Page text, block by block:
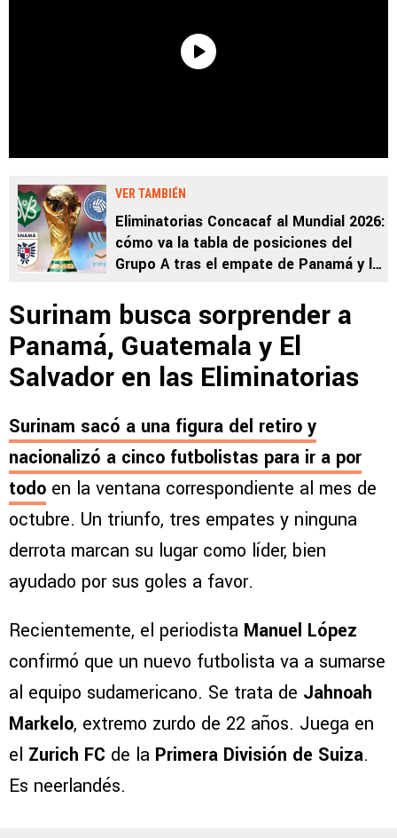
VER TAMBIÉN
Eliminatorias Concacaf al Mundial 2026:
cómo va la tabla de posiciones del
Grupo A tras el empate de Panamá y la
Surinam busca sorprender a
Panamá, Guatemala y El
Salvador en las Eliminatorias
Surinam sacó a una figura del retiro y
nacionalizó a cinco futbolistas para ir a por
todo en la ventana correspondiente al mes de
octubre. Un triunfo, tres empates y ninguna
derrota marcan su lugar como líder, bien
ayudado por sus goles a favor.
Recientemente, el periodista Manuel López
confirmó que un nuevo futbolista va a sumarse
al equipo sudamericano. Se trata de Jahnoah
Markelo, extremo zurdo de 22 años. Juega en
el Zurich FC de la Primera División de Suiza.
Es neerlandés.